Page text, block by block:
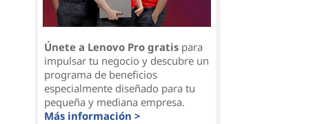
Únete a Lenovo Pro gratispara
impulsar tu negocio y descubre un
programa de beneficios
especialmente diseñado para tu
pequeña y mediana empresa.
Más información >